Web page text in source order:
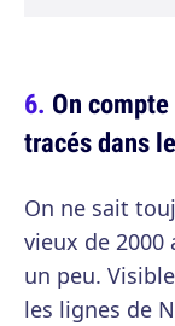
On
tracés dans
On ne sait
vieux de 2000
un peu.
les lignes de